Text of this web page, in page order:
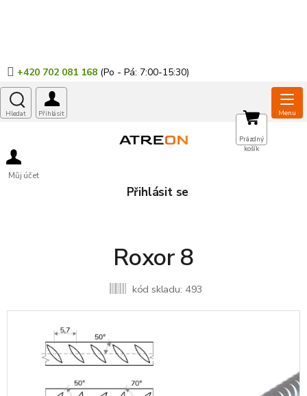
+420 702 081 168
Můj účet
Přihlásit se
NÁKUPNÍ
KOŠÍK
Prázdný
košík
Roxor 8
kód skladu: 493